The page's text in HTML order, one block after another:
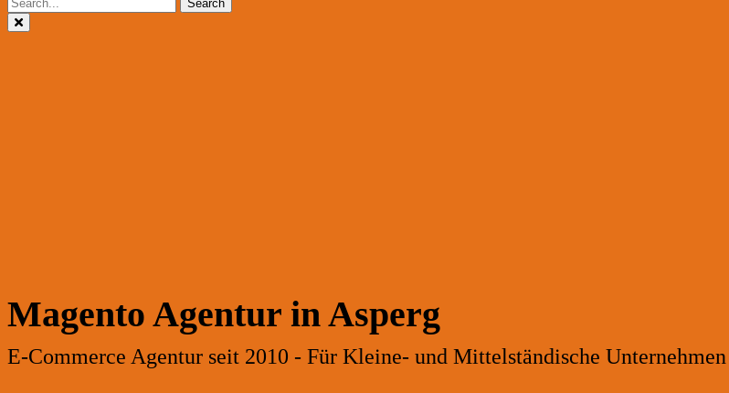
Search
Magento Agentur in Asperg
E-Commerce Agentur seit 2010 - Für Kleine- und Mittelständische Unternehmen